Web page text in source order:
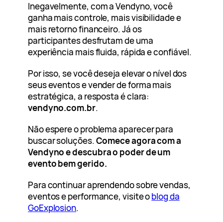
Inegavelmente, com a Vendyno, você
ganha mais controle, mais visibilidade e
mais retorno financeiro. Já os
participantes desfrutam de uma
experiência mais fluida, rápida e confiável.
Por isso, se você deseja elevar o nível dos
seus eventos e vender de forma mais
estratégica, a resposta é clara:
vendyno.com.br.
Não espere o problema aparecer para
buscar soluções.Comece agora com a
Vendyno e descubra o poder de um
evento bem gerido.
Para continuar aprendendo sobre vendas,
eventos e performance, visite oblog da
GoExplosion.